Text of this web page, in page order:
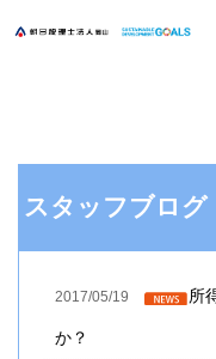
スタッフブログ
2017/05/19 所
か？